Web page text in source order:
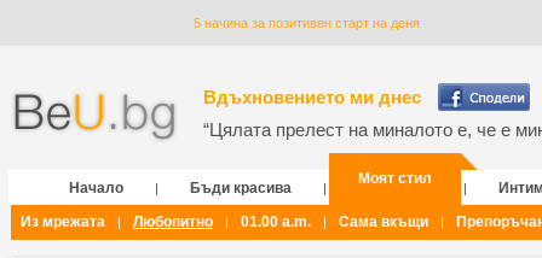
5 начина за позитивен старт на деня
Вдъхновението ми днес
“Цялата прелест на миналото е, че е
Начало | Бъди красива |
Моят стил
|
Из мрежата
| Любопитно | 01.00 a.m. | Сама вкъщи |